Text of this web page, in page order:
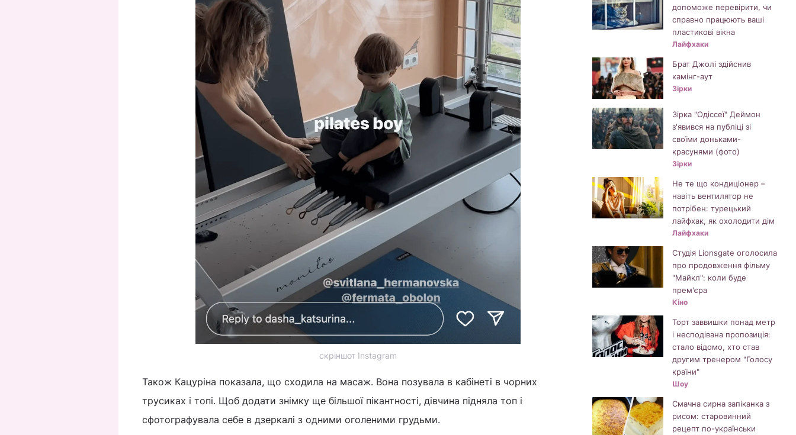
скріншот Instagram
Також Кацуріна показала, що сходила на масаж. Вона позувала в кабінеті в чорних
трусиках і топі. Щоб додати знімку ще більшої пікантності, дівчина підняла топ і
сфотографувала себе в дзеркалі з одними оголеними грудьми.
допоможе перевірити, чи
справно працюють ваші
пластикові вікна
Лайфхаки
Брат Джолі здійснив
камінг-аут
Зірки
Зірка "Одіссеї" Деймон
з'явився на публіці зі
своїми доньками-
красунями (фото)
Зірки
Не те що кондиціонер –
навіть вентилятор не
потрібен: турецький
лайфхак, як охолодити дім
Лайфхаки
Студія Lionsgate оголосила
про продовження фільму
"Майкл": коли буде
прем'єра
Кіно
Торт заввишки понад метр
і несподівана пропозиція:
стало відомо, хто став
другим тренером "Голосу
країни"
Шоу
Смачна сирна запіканка з
рисом: старовинний
рецепт по-українськи